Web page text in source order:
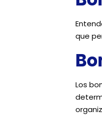
que
Los